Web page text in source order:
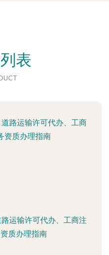
表
运输许可代办、工商注
质办理指南